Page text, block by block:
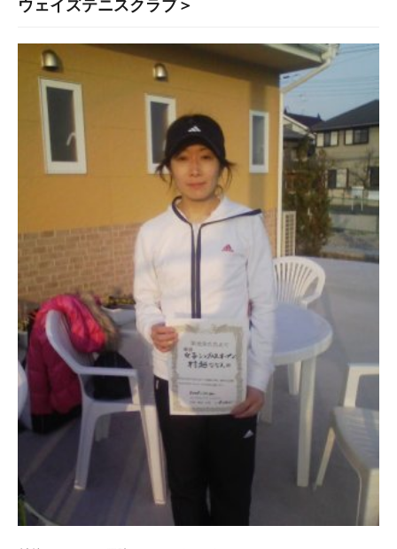
ウェイズテニスクラブ＞